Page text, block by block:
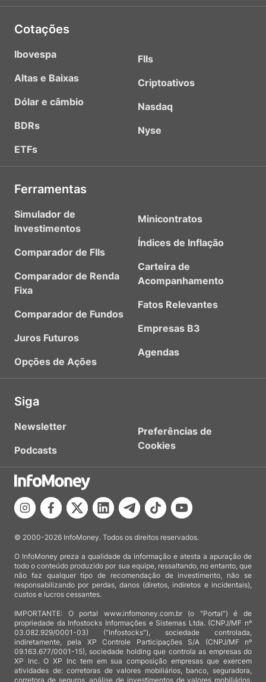
Cotações
Ibovespa
Altas e Baixas
Dólar e câmbio
BDRs
ETFs
FIIs
Criptoativos
Nasdaq
Nyse
Ferramentas
Simulador de
Investimentos
Comparador de FIIs
Comparador de Renda
Fixa
Comparador de Fundos
Juros Futuros
Opções de Ações
Minicontratos
Índices de Inflação
Carteira de
Acompanhamento
Fatos Relevantes
Empresas B3
Agendas
Siga
Newsletter
Podcasts
Preferências de
Cookies
© 2000-2026 InfoMoney. Todos os direitos reservados.
O InfoMoney preza a qualidade da informação e atesta a apuração de
todo o conteúdo produzido por sua equipe, ressaltando, no entanto, que
não faz qualquer tipo de recomendação de investimento, não se
responsabilizando por perdas, danos (diretos, indiretos e incidentais),
custos e lucros cessantes.
IMPORTANTE: O portal www.infomoney.com.br (o "Portal") é de
propriedade da Infostocks Informações e Sistemas Ltda. (CNPJ/MF nº
03.082.929/0001-03) ("Infostocks"), sociedade controlada,
indiretamente, pela XP Controle Participações S/A (CNPJ/MF nº
09.163.677/0001-15), sociedade holding que controla as empresas do
XP Inc. O XP Inc tem em sua composição empresas que exercem
atividades de: corretoras de valores mobiliários, banco, seguradora,
corretora de seguros, análise de investimentos de valores mobiliários,